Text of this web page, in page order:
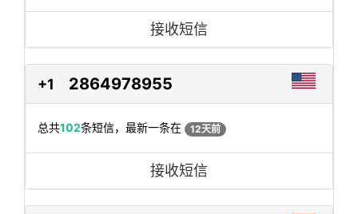
接收短信
+1 2864978955
总共102条短信，最新一条在 12天前
接收短信